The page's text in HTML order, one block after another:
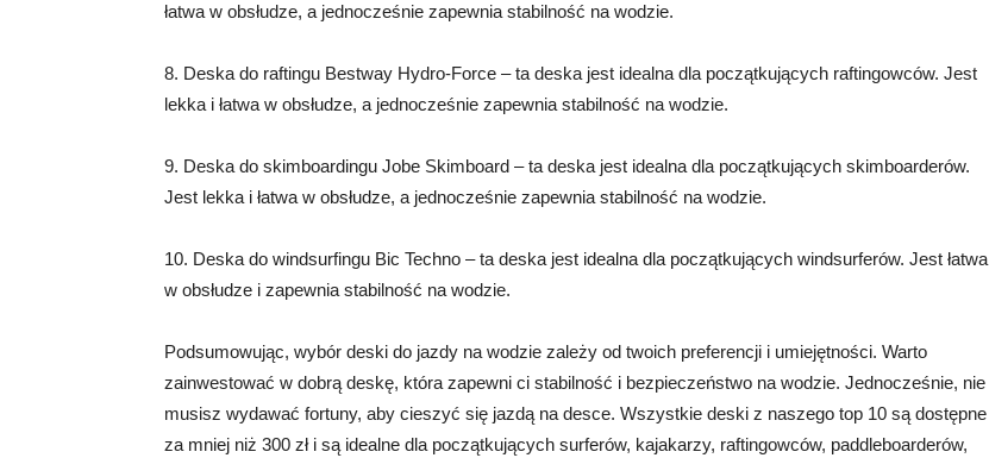
łatwa w obsłudze, a jednocześnie zapewnia stabilność na wodzie.
8. Deska do raftingu Bestway Hydro-Force – ta deska jest idealna dla początkujących raftingowców. Jest
lekka i łatwa w obsłudze, a jednocześnie zapewnia stabilność na wodzie.
9. Deska do skimboardingu Jobe Skimboard – ta deska jest idealna dla początkujących skimboarderów.
Jest lekka i łatwa w obsłudze, a jednocześnie zapewnia stabilność na wodzie.
10. Deska do windsurfingu Bic Techno – ta deska jest idealna dla początkujących windsurferów. Jest łatwa
w obsłudze i zapewnia stabilność na wodzie.
Podsumowując, wybór deski do jazdy na wodzie zależy od twoich preferencji i umiejętności. Warto
zainwestować w dobrą deskę, która zapewni ci stabilność i bezpieczeństwo na wodzie. Jednocześnie, nie
musisz wydawać fortuny, aby cieszyć się jazdą na desce. Wszystkie deski z naszego top 10 są dostępne
za mniej niż 300 zł i są idealne dla początkujących surferów, kajakarzy, raftingowców, paddleboarderów,